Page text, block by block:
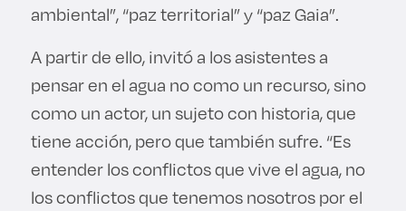
ambiental”, “paz territorial” y “paz Gaia”.
A partir de ello, invitó a los asistentes a
pensar en el agua no como un recurso, sino
como un actor, un sujeto con historia, que
tiene acción, pero que también sufre. “Es
entender los conflictos que vive el agua, no
los conflictos que tenemos nosotros por el